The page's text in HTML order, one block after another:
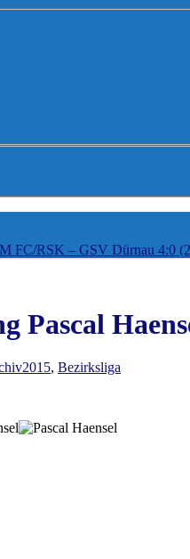
FC/RSK – GSV Dürnau 4:0
Pascal
, Bezirksliga